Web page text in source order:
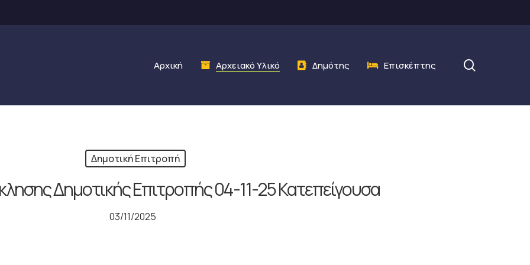
Αρχική Αρχειακό Υλικό Δημότης Επισκέπτης
Δημοτική Επιτροπή
Δημοτικής Επιτροπής 04-11-25 Κατεπείγουσα
03/11/2025